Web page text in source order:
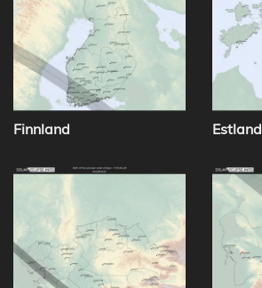
Finnland Estland